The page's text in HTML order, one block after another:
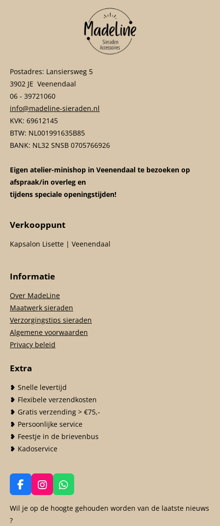
Postadres: Lansiersweg 5
3902 JE Veenendaal
06 - 39721060
info@madeline-sieraden.nl
KVK: 69612145
BTW: NL001991635B85
BANK: NL32 SNSB 0705766926
Eigen atelier-minishop in Veenendaal te bezoeken op
afspraak/in overleg en
tijdens speciale openingstijden!
Verkooppunt
Kapsalon Lisette | Veenendaal
Informatie
Over MadeLine
Maatwerk sieraden
Verzorgingstips sieraden
Algemene voorwaarden
Privacy beleid
Extra
❥ Snelle levertijd
❥ Flexibele verzendkosten
❥ Gratis verzending > €75,-
❥ Persoonlijke service
❥ Feestje in de brievenbus
❥ Kadoservice
F
a
c
I
n
s
W
h
a
Wil je op de hoogte gehouden worden van de laatste nieuws
?